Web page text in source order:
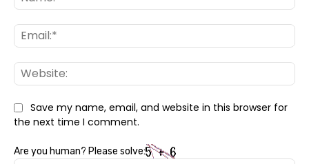
Save my name, email, and website in this browser for
the next time I comment.
Are you human? Please solve: